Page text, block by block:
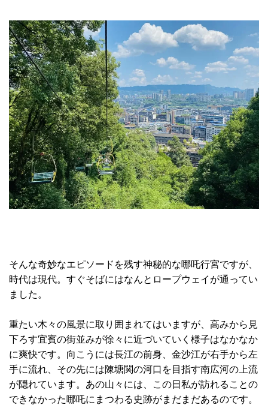
そんな奇妙なエピソードを残す神秘的な哪吒行宮ですが、
時代は現代。すぐそばにはなんとロープウェイが通ってい
ました。
重たい木々の風景に取り囲まれてはいますが、高みから見
下ろす宜賓の街並みが徐々に近づいていく様子はなかなか
に爽快です。向こうには長江の前身、金沙江が右手から左
手に流れ、その先には陳塘関の河口を目指す南広河の上流
が隠れています。あの山々には、この日私が訪れることの
できなかった哪吒にまつわる史跡がまだまだあるのです。